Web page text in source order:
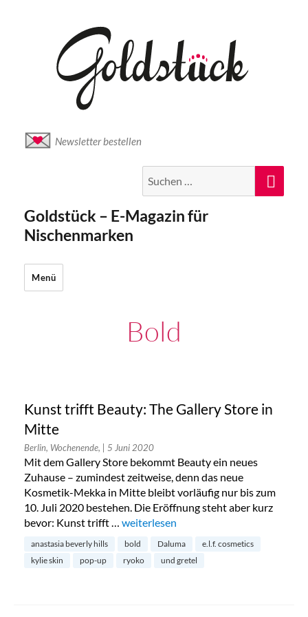
Newsletter bestellen
nach:
Goldstück – E-Magazin für
Nischenmarken
Menü
Bold
Kunst trifft Beauty: The Gallery Store in
Mitte
Berlin, Wochenende, | 5 Juni 2020
Mit dem Gallery Store bekommt Beauty ein neues
Zuhause – zumindest zeitweise, denn das neue
Kosmetik-Mekka in Mitte bleibt vorläufig nur bis zum
10. Juli 2020 bestehen. Die Eröffnung steht aber kurz
bevor: Kunst trifft … „Kunst trifft Beauty: The Gallery Store
weiterlesen
anastasia beverly hills bold Daluma
e.l.f. cosmetics
kylie skin
pop-up ryoko und gretel